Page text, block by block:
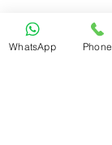
WhatsApp Phone